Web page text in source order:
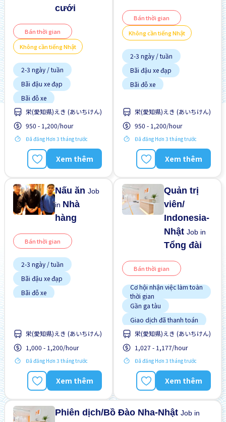
cưới
Bán thời gian
Không cần tiếng Nhật
2-3 ngày / tuần
Bãi đậu xe đạp
Bãi đỗ xe
Chấp nhận không
"NIHONGO"
Chuyển đổi WKND
Cơ hội lương cao
Cơ hội nhận việc làm toàn
thời gian
Cơ hội thăng tiến
Gần ga tàu
栄(愛知県)えき (あいちけん)
950 - 1,200/hour
Đã đăng Hơn 3 tháng trước
Xem thêm
Bán thời gian
Không cần tiếng Nhật
2-3 ngày / tuần
Bãi đậu xe đạp
Bãi đỗ xe
Chuyển đổi WKND
Cơ hội lương cao
Cơ hội nhận việc làm toàn
Cơ hội thăng tiến
Gần ga tàu
栄(愛知県)えき (あいちけん)
950 - 1,200/hour
Đã đăng Hơn 3 tháng trước
Xem thêm
Nấu ănJob
in Nhà
hàng
Bán thời gian
2-3 ngày / tuần
Bãi đậu xe đạp
Bãi đỗ xe
Cơ hội nhận việc làm toàn
thời gian
Cơ hội thăng tiến
Gần ga tàu
Giao dịch đã thanh toán
栄(愛知県)えき (あいちけん)
1,000 - 1,200/hour
Đã đăng Hơn 3 tháng trước
Xem thêm
Quản trị
viên/
Indonesia-
NhậtJob in
Tổng đài
Bán thời gian
Cơ hội nhận việc làm toàn
thời gian
Gần ga tàu
Giao dịch đã thanh toán
Hướng dẫn đào tạo dành
cho người ngoại quốc
Ít hơn theo thời gian
Không cần CV
Không cần kinh nghiệm
Lao động người nước
栄(愛知県)えき (あいちけん)
1,027 - 1,177/hour
Đã đăng Hơn 3 tháng trước
Xem thêm
Phiên dịch/Bồ Đào Nha-NhậtJob in